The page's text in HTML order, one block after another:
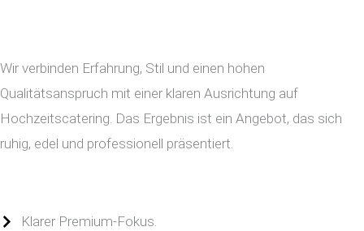
Wir verbinden Erfahrung, Stil und einen hohen
Qualitätsanspruch mit einer klaren Ausrichtung auf
Hochzeitscatering. Das Ergebnis ist ein Angebot, das sich
ruhig, edel und professionell präsentiert.
Klarer Premium-Fokus.